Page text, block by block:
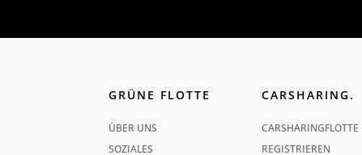
GRÜNE FLOTTE
ÜBER UNS
SOZIALES
CARSHARING.
CARSHARING­FLOTTE
REGISTRIEREN